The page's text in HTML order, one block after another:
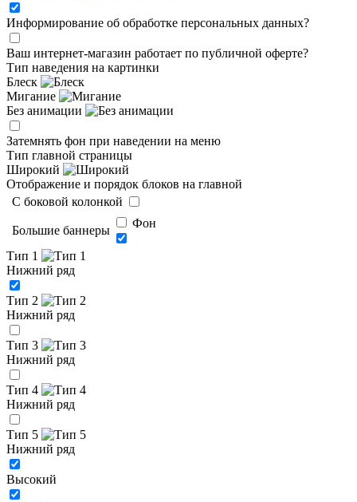
Информирование об обработке персональных данных?
Ваш интернет-магазин работает по публичной оферте?
Тип наведения на картинки
Блеск
Мигание
Без анимации
Затемнять фон при наведении на меню
Тип главной страницы
Широкий
Отображение и порядок блоков на главной
C боковой колонкой
Большие баннеры
Фон
Тип 1
Нижний ряд
Тип 2
Нижний ряд
Тип 3
Нижний ряд
Тип 4
Нижний ряд
Тип 5
Нижний ряд
Высокий